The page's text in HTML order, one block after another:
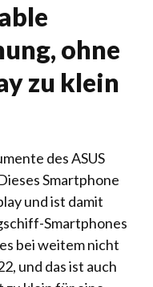
ohne
zu klein
des ASUS
Smartphone
und ist damit
Smartphones
bei weitem nicht
und das ist auch